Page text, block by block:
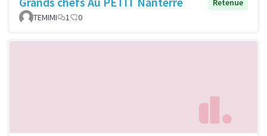
Retenue
TEMIMI
1 0